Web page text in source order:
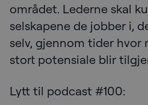
området. Lederne skal
selskapene de jobber i,
selv, gjennom tider hvor
stort potensiale blir
Lytt til podcast #100: